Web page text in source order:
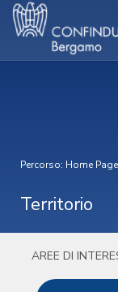
Percorso: Home Page
Territorio
AREE DI